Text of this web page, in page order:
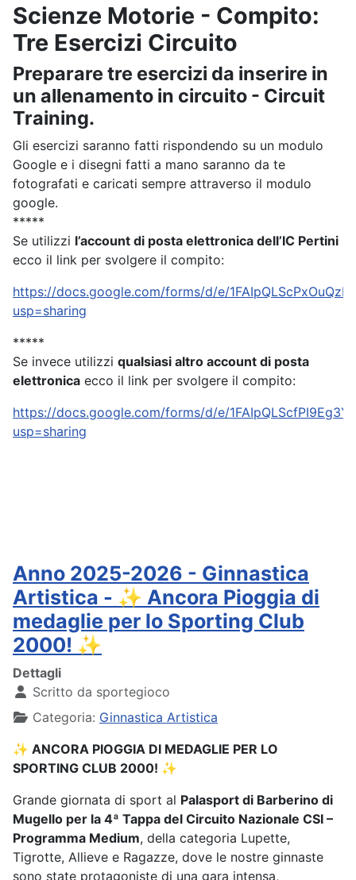
Scienze Motorie - Compito:
Tre Esercizi Circuito
Preparare tre esercizi da inserire in
un allenamento in circuito - Circuit
Training.
Gli esercizi saranno fatti rispondendo su un modulo
Google e i disegni fatti a mano saranno da te
fotografati e caricati sempre attraverso il modulo
google.
*****
Se utilizzi l’account di posta elettronica dell’IC Pertini
ecco il link per svolgere il compito:
https://docs.google.com/forms/d/e/
usp=sharing
*****
Se invece utilizzi qualsiasi altro account di posta
elettronica ecco il link per svolgere il compito:
https://docs.google.com/forms/d/e/
usp=sharing
Anno 2025-2026 - Ginnastica
Artistica - ✨ Ancora Pioggia di
medaglie per lo Sporting Club
2000! ✨
Dettagli
Scritto da sportegioco
Categoria: Ginnastica Artistica
✨ ANCORA PIOGGIA DI MEDAGLIE PER LO
SPORTING CLUB 2000! ✨
Grande giornata di sport al Palasport di Barberino di
Mugello per la 4ª Tappa del Circuito Nazionale CSI –
Programma Medium, della categoria Lupette,
Tigrotte, Allieve e Ragazze, dove le nostre ginnaste
sono state protagoniste di una gara intensa,